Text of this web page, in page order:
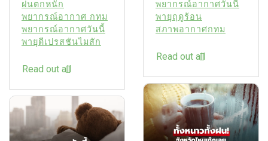
ฝนตกหนัก
พยากรณ์อากาศ กทม
พยากรณ์อากาศวันนี้
พายุดีเปรสชันไมสัก
Read out all
พยากรณ์อากาศวันนี้
พายุฤดูร้อน
สภาพอากาศกทม
Read out all